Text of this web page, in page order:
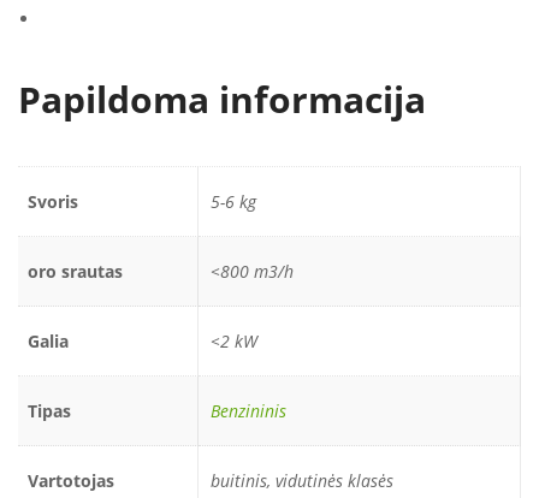
Papildoma informacija
Svoris 5-6 kg
oro srautas <800 m3/h
Galia <2 kW
Tipas Benzininis
Vartotojas buitinis, vidutinės klasės